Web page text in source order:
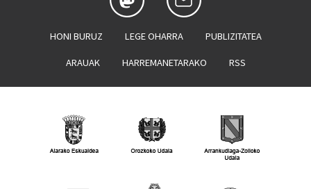
HONI BURUZ LEGE OHARRA PUBLIZITATEA
ARAUAK HARREMANETARAKO RSS